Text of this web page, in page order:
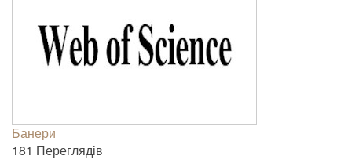
Банери
181 Пере­гля­дів